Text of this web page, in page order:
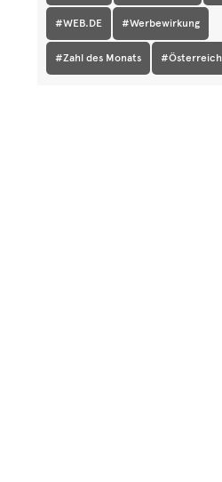
#WEB.DE #Werbewirkung
#Zahl des Monats #Österreich